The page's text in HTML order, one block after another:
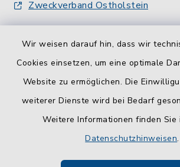
Wir weisen darauf hin, dass wir
Cookies einsetzen, um eine optimale
Website zu ermöglichen. Die
weiterer Dienste wird bei Bedarf
Weitere Informationen finden Sie
Datenschutzhinweisen.
Zweckverband Ostholstein
Barrierefreiheit